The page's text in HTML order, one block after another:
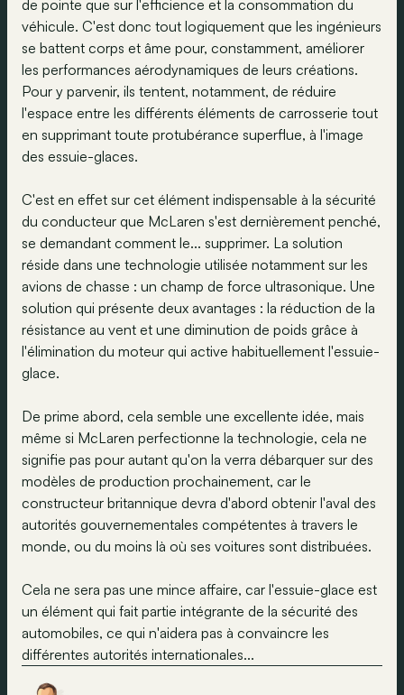
de pointe que sur l'efficience et la consommation du
véhicule. C'est donc tout logiquement que les ingénieurs
se battent corps et âme pour, constamment, améliorer
les performances aérodynamiques de leurs créations.
Pour y parvenir, ils tentent, notamment, de réduire
l'espace entre les différents éléments de carrosserie tout
en supprimant toute protubérance superflue, à l'image
des essuie-glaces.
C'est en effet sur cet élément indispensable à la sécurité
du conducteur que McLaren s'est dernièrement penché,
se demandant comment le... supprimer. La solution
réside dans une technologie utilisée notamment sur les
avions de chasse : un champ de force ultrasonique. Une
solution qui présente deux avantages : la réduction de la
résistance au vent et une diminution de poids grâce à
l'élimination du moteur qui active habituellement l'essuie-
glace.
De prime abord, cela semble une excellente idée, mais
même si McLaren perfectionne la technologie, cela ne
signifie pas pour autant qu'on la verra débarquer sur des
modèles de production prochainement, car le
constructeur britannique devra d'abord obtenir l'aval des
autorités gouvernementales compétentes à travers le
monde, ou du moins là où ses voitures sont distribuées.
Cela ne sera pas une mince affaire, car l'essuie-glace est
un élément qui fait partie intégrante de la sécurité des
automobiles, ce qui n'aidera pas à convaincre les
différentes autorités internationales...